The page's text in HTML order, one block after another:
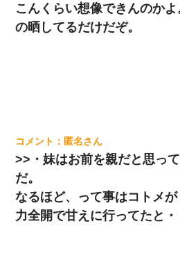
こんくらい想像できんのか
の晒してるだけだぞ。
匿名
>>・妹はお前を親だと思っ
だ。
なるほど、って事はコトメ
力全開で甘えに行ってたと・